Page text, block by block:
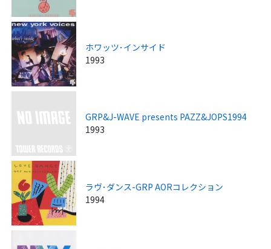
ホワッツ･インサイド
1993
GRP&J-WAVE presents PAZZ&JOPS1994
1993
ラヴ･ダンス-GRP AORコレクション
1994